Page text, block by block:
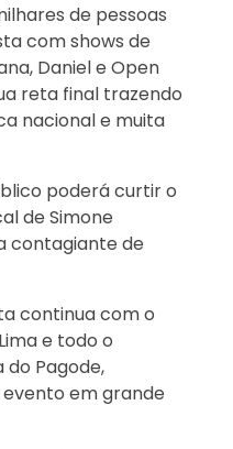
de pessoas
com shows de
Daniel e Open
reta final trazendo
nacional e muita
poderá curtir o
de Simone
contagiante de
continua com o
e todo o
Pagode,
em grande